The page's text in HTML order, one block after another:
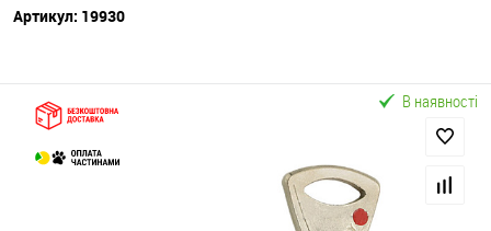
Артикул: 19930
В наявності